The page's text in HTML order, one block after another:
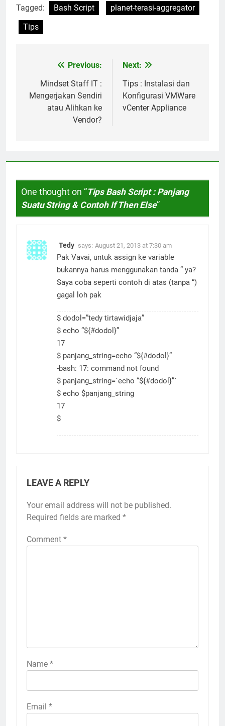
Tagged: Bash Script
planet-terasi-aggregator
Tips
navigation
Previous:
Mindset Staff IT :
Mengerjakan Sendiri
atau Alihkan ke
Vendor?
Next:
Tips : Instalasi dan
Konfigurasi VMWare
vCenter Appliance
One thought on “Tips Bash Script : Panjang
Suatu String & Contoh If Then Else”
Tedy says: August 21, 2013 at 7:30 am
Pak Vavai, untuk assign ke variable
bukannya harus menggunakan tanda “ ya?
Saya coba seperti contoh di atas (tanpa “)
gagal loh pak
$ dodol=”tedy tirtawidjaja”
$ echo “${#dodol}”
17
$ panjang_string=echo “${#dodol}”
-bash: 17: command not found
$ panjang_string=`echo “${#dodol}”`
$ echo $panjang_string
17
$
LEAVE A REPLY
Your email address will not be published.
Required fields are marked *
Comment *
Name *
Email *